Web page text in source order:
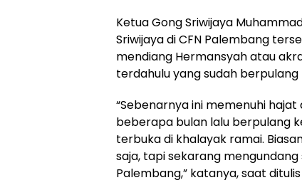
Ketua Gong Sriwijaya
Sriwijaya di CFN Palembang
mendiang Hermansyah atau
terdahulu yang sudah
“Sebenarnya ini memenuhi
beberapa bulan lalu berpulang
terbuka di khalayak ramai.
saja, tapi sekarang
Palembang,” katanya, saat